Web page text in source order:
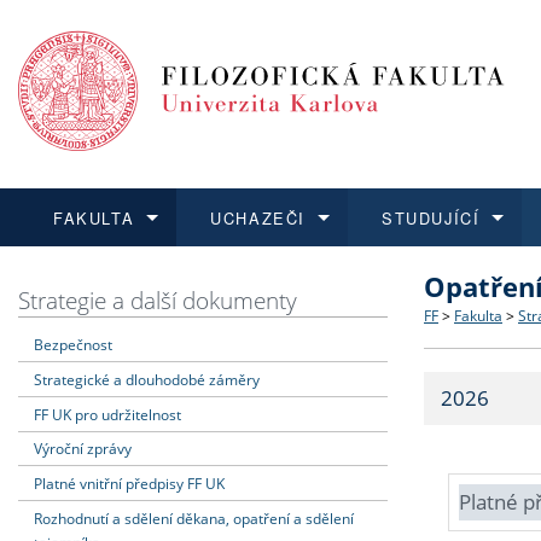
FAKULTA
Dozvědět se více
Struktura
Strategie
Fakultní
UCHAZEČI
Podat přihlášku
Co
Učitelské
STUDUJÍCÍ
Dozvědět se více
Dozvědět se více
O vědě a
Dozvědět se více
Aktuální
Strategie a další dokumenty
Bezpečnost
Strategické a dlouhodobé záměry
FF UK pro udržitelnost
Výroční zprávy
Platné vnitřní předpisy FF UK
Rozhodnutí a sdělení děkana, opatření a sdělení
FF > Fakulta >
2026
Platné